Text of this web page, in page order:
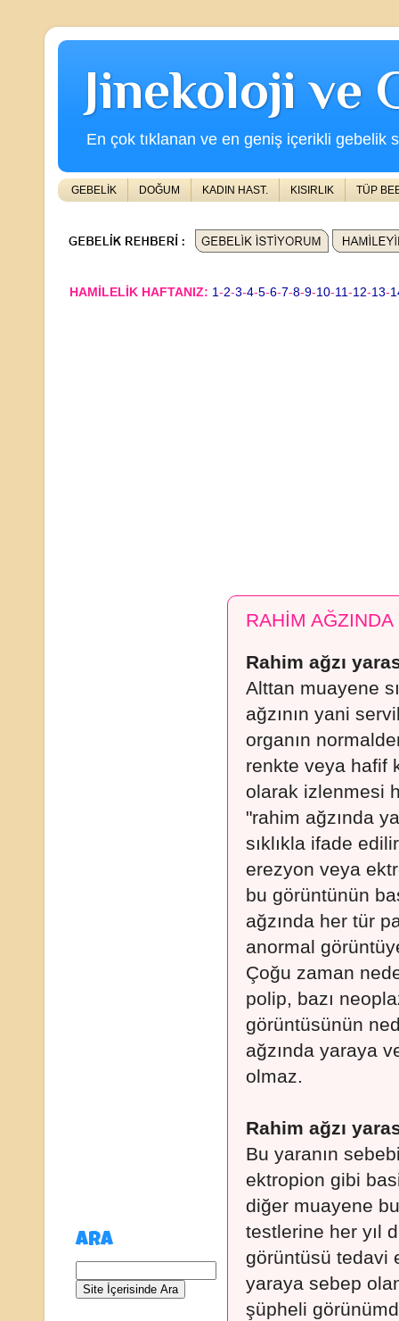
Jinekoloji ve
En çok tıklanan ve en geniş içerikli gebelik
GEBELİK DOĞUM KADIN HAST. KISIRLIK TÜP
HAMİLELİK HAFTANIZ: 1-2-3-4-5-6-7-8-9-10-11-12-13-
RAHİM
Rahim ağzı
Alttan muayene
ağzının yani
organın
renkte veya hafif
olarak izlenmesi
"rahim ağzında
sıklıkla ifade
erezyon veya
bu görüntünün
ağzında her tür
anormal
Çoğu zaman
polip, bazı
görüntüsünün
ağzında yaraya
olmaz.
Rahim ağzı
Bu yaranın
ektropion gibi
diğer muayene
testlerine her yıl
görüntüsü tedavi
yaraya sebep
şüpheli
ARA